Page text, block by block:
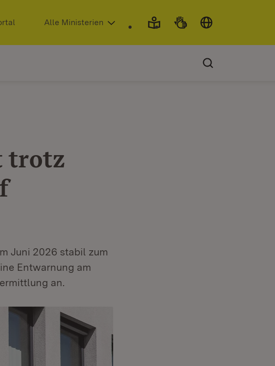
(Öffnet in neuem Fenster)
Alle Ministerien
trotz
Juni 2026 stabil zum
Entwarnung am
an.